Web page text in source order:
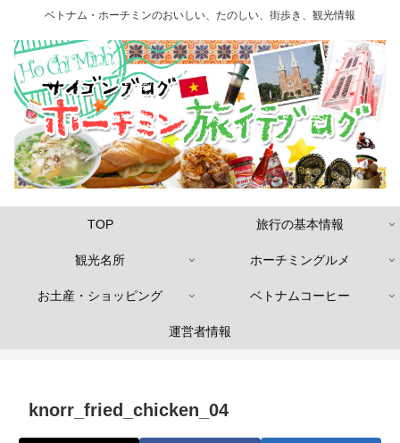
ベトナム・ホーチミンのおいしい、たのしい、街歩き、観光情報
TOP 旅行の基本情報
観光名所 ホーチミングルメ
お土産・ショッピング ベトナムコーヒー
運営者情報
knorr_fried_chicken_04